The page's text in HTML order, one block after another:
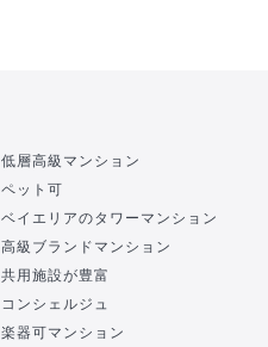
低層高級マンション
ペット可
ベイエリアのタワーマンション
高級ブランドマンション
共用施設が豊富
コンシェルジュ
楽器可マンション